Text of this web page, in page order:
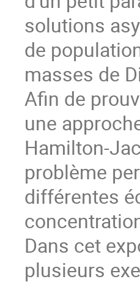
solutions
de
masses de
Afin de
une
Hamilton-
problème
différentes
Dans cet
plusieurs